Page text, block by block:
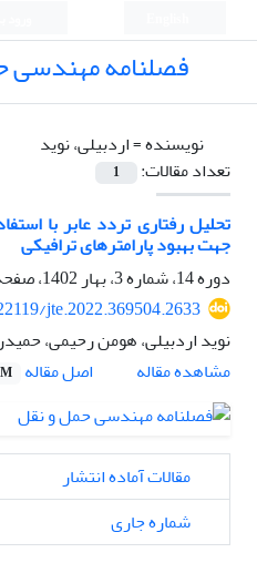
فصلنامه مهندسی
نویسنده =اردبیلی، نوید
تعداد مقالات:
1
تحلیل رفتاری تردد عابر با
جهت بهبود پارامترهای ترافیکی
دوره 14، شماره 3، بهار 1402، صفحه
jte.2022.369504.2633
نوید اردبیلی، هومن رحیمی،
مشاهده مقاله
اصل مقاله
مقالات آماده انتشار
شماره جاری